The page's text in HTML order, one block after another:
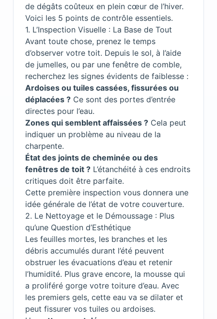
de dégâts coûteux en plein cœur de l’hiver.
Voici les 5 points de contrôle essentiels.
1. L’Inspection Visuelle : La Base de Tout
Avant toute chose, prenez le temps
d’observer votre toit. Depuis le sol, à l’aide
de jumelles, ou par une fenêtre de comble,
recherchez les signes évidents de faiblesse :
Ardoises ou tuiles cassées, fissurées ou
déplacées ? Ce sont des portes d’entrée
directes pour l’eau.
Zones qui semblent affaissées ? Cela peut
indiquer un problème au niveau de la
charpente.
État des joints de cheminée ou des
fenêtres de toit ? L’étanchéité à ces endroits
critiques doit être parfaite.
Cette première inspection vous donnera une
idée générale de l’état de votre couverture.
2. Le Nettoyage et le Démoussage : Plus
qu’une Question d’Esthétique
Les feuilles mortes, les branches et les
débris accumulés durant l’été peuvent
obstruer les évacuations d’eau et retenir
l’humidité. Plus grave encore, la mousse qui
a proliféré gorge votre toiture d’eau. Avec
les premiers gels, cette eau va se dilater et
peut fissurer vos tuiles ou ardoises.